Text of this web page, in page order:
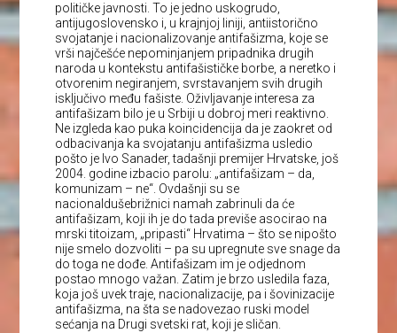
političke javnosti. To je jedno uskogrudo,
antijugoslovensko i, u krajnjoj liniji, antiistorično
svojatanje i nacionalizovanje antifašizma, koje se
vrši najčešće nepominjanjem pripadnika drugih
naroda u kontekstu antifašističke borbe, a neretko i
otvorenim negiranjem, svrstavanjem svih drugih
isključivo među fašiste. Oživljavanje interesa za
antifašizam bilo je u Srbiji u dobroj meri reaktivno.
Ne izgleda kao puka koincidencija da je zaokret od
odbacivanja ka svojatanju antifašizma usledio
pošto je Ivo Sanader, tadašnji premijer Hrvatske, još
2004. godine izbacio parolu: „antifašizam – da,
komunizam – ne“. Ovdašnji su se
nacionaldušebrižnici namah zabrinuli da će
antifašizam, koji ih je do tada previše asocirao na
mrski titoizam, „pripasti“ Hrvatima – što se nipošto
nije smelo dozvoliti – pa su upregnute sve snage da
do toga ne dođe. Antifašizam im je odjednom
postao mnogo važan. Zatim je brzo usledila faza,
koja još uvek traje, nacionalizacije, pa i šovinizacije
antifašizma, na šta se nadovezao ruski model
sećanja na Drugi svetski rat, koji je sličan.